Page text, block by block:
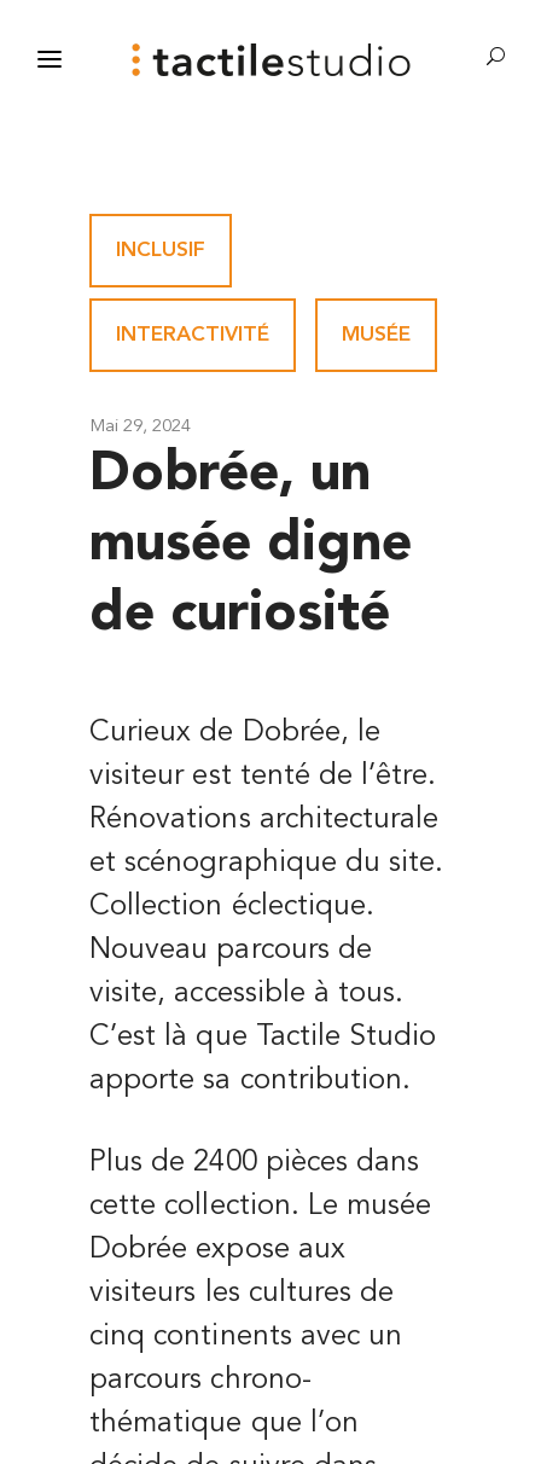
INCLUSIF
INTERACTIVITÉ MUSÉE
Mai 29, 2024
Dobrée, un
musée digne
de curiosité
Curieux de Dobrée, le
visiteur est tenté de l’être.
Rénovations architecturale
et scénographique du site.
Collection éclectique.
Nouveau parcours de
visite, accessible à tous.
C’est là que Tactile Studio
apporte sa contribution.
Plus de 2400 pièces dans
cette collection. Le musée
Dobrée expose aux
visiteurs les cultures de
cinq continents avec un
parcours chrono-
thématique que l’on